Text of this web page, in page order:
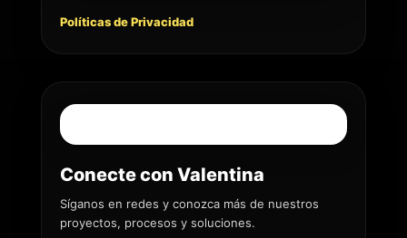
Políticas de Privacidad
Conecte con Valentina
Síganos en redes y conozca más de nuestros
proyectos, procesos y soluciones.